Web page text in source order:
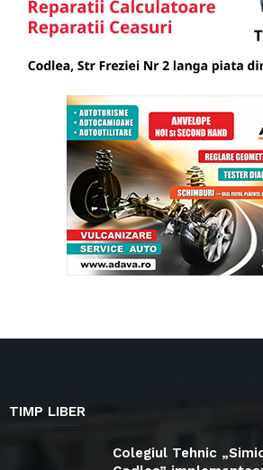
TIMP LIBER
Colegiul Tehnic